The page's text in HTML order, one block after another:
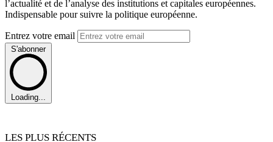
l’actualité et de l’analyse des institutions et capitales européennes.
Indispensable pour suivre la politique européenne.
Entrez votre email
S'abonner
Loading...
LES PLUS RÉCENTS